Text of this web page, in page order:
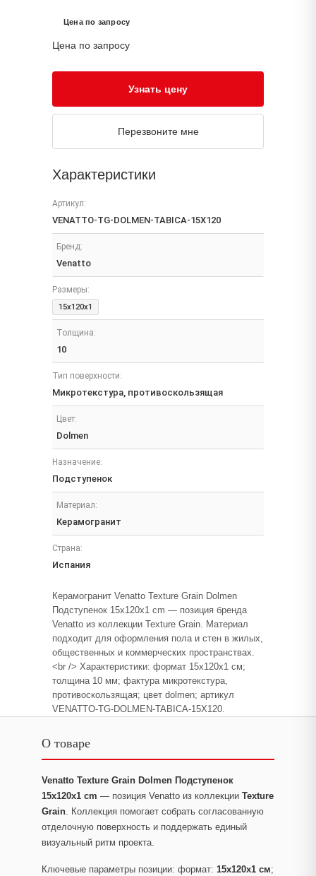
Цена по запросу
Цена по запросу
Узнать цену
Перезвоните мне
Характеристики
Артикул:
VENATTO-TG-DOLMEN-TABICA-15X120
Бренд:
Venatto
Размеры:
15x120x1
Толщина:
10
Тип поверхности:
Микротекстура, противоскользящая
Цвет:
Dolmen
Назначение:
Подступенок
Материал:
Керамогранит
Страна:
Испания
Керамогранит Venatto Texture Grain Dolmen
Подступенок 15x120x1 cm — позиция бренда
Venatto из коллекции Texture Grain. Материал
подходит для оформления пола и стен в жилых,
общественных и коммерческих пространствах.
<br /> Характеристики: формат 15x120x1 см;
толщина 10 мм; фактура микротекстура,
противоскользящая; цвет dolmen; артикул
VENATTO-TG-DOLMEN-TABICA-15X120.
О товаре
Venatto Texture Grain Dolmen Подступенок
15x120x1 cm — позиция Venatto из коллекции Texture
Grain. Коллекция помогает собрать согласованную
отделочную поверхность и поддержать единый
визуальный ритм проекта.
Ключевые параметры позиции: формат: 15x120x1 см;